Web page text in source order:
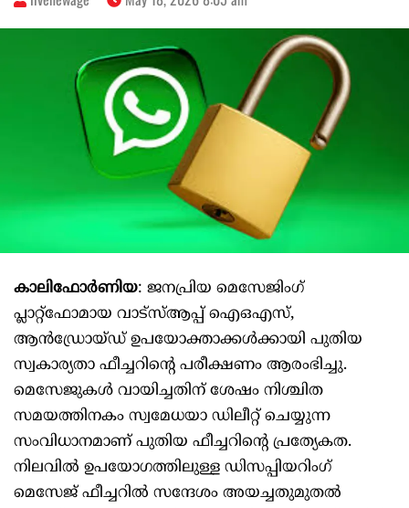
കാലിഫോര്‍ണിയ: ജനപ്രിയ മെസേജിംഗ്
പ്ലാറ്റ്ഫോമായ വാട്‌സ്ആപ്പ് ഐഒഎസ്,
ആന്‍ഡ്രോയ്‌ഡ് ഉപയോക്താക്കൾക്കായി പുതിയ
സ്വകാര്യതാ ഫീച്ചറിന്‍റെ പരീക്ഷണം ആരംഭിച്ചു.
മെസേജുകൾ വായിച്ചതിന് ശേഷം നിശ്ചിത
സമയത്തിനകം സ്വമേധയാ ഡിലീറ്റ് ചെയ്യുന്ന
സംവിധാനമാണ് പുതിയ ഫീച്ചറിന്‍റെ പ്രത്യേകത.
നിലവിൽ ഉപയോഗത്തിലുള്ള ഡിസപ്പിയറിംഗ്
മെസേജ് ഫീച്ചറിൽ സന്ദേശം അയച്ചതുമുതൽ